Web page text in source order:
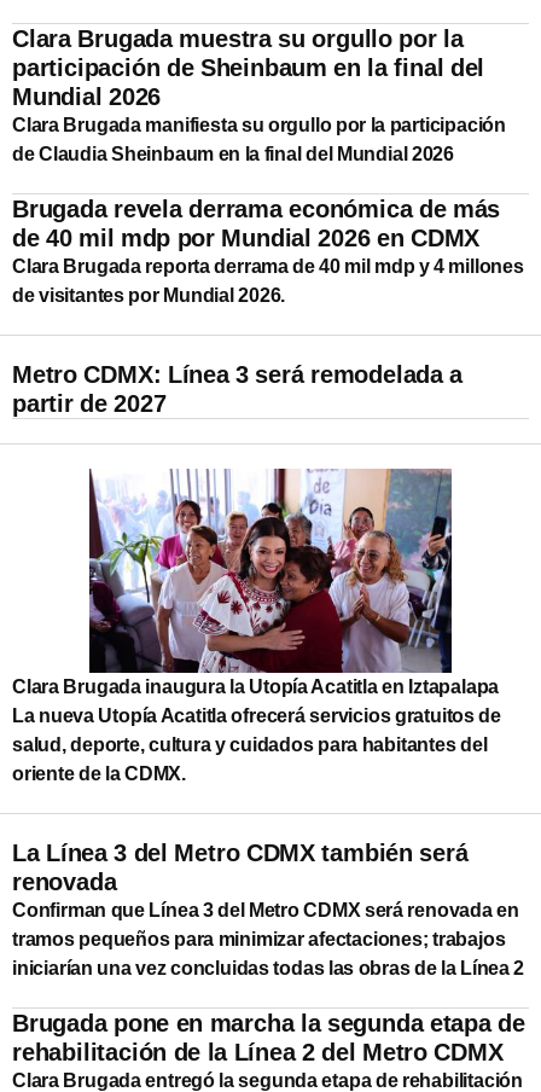
Clara Brugada muestra su orgullo por la
participación de Sheinbaum en la final del
Mundial 2026
Clara Brugada manifiesta su orgullo por la participación
de Claudia Sheinbaum en la final del Mundial 2026
Brugada revela derrama económica de más
de 40 mil mdp por Mundial 2026 en CDMX
Clara Brugada reporta derrama de 40 mil mdp y 4 millones
de visitantes por Mundial 2026.
Metro CDMX: Línea 3 será remodelada a
partir de 2027
Clara Brugada inaugura la Utopía Acatitla en Iztapalapa
La nueva Utopía Acatitla ofrecerá servicios gratuitos de
salud, deporte, cultura y cuidados para habitantes del
oriente de la CDMX.
La Línea 3 del Metro CDMX también será
renovada
Confirman que Línea 3 del Metro CDMX será renovada en
tramos pequeños para minimizar afectaciones; trabajos
iniciarían una vez concluidas todas las obras de la Línea 2
Brugada pone en marcha la segunda etapa de
rehabilitación de la Línea 2 del Metro CDMX
Clara Brugada entregó la segunda etapa de rehabilitación